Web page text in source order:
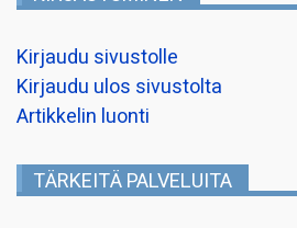
Kirjaudu sivustolle
Kirjaudu ulos sivustolta
Artikkelin luonti
TÄRKEITÄ PALVELUITA